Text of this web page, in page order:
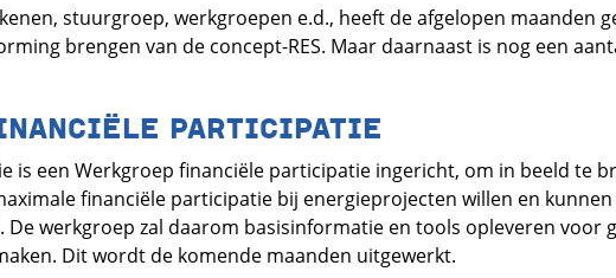
stuurgroep, werkgroepen e.d., heeft de afgelopen maanden
brengen van de concept-RES. Maar daarnaast is nog een
PARTICIPATIE
is een Werkgroep financiële participatie ingericht, om in beeld te
financiële participatie bij energieprojecten willen en
De werkgroep zal daarom basisinformatie en tools opleveren voor
Dit wordt de komende maanden uitgewerkt.